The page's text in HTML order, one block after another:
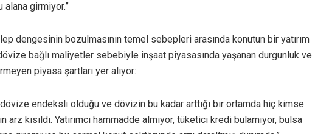
girmiyor.”
dengesinin bozulmasının temel sebepleri arasında konutun bir yatırım
bağlı maliyetler sebebiyle inşaat piyasasında yaşanan durgunluk ve
piyasa şartları yer alıyor:
endeksli olduğu ve dövizin bu kadar arttığı bir ortamda hiç kimse
kısıldı. Yatırımcı hammadde almıyor, tüketici kredi bulamıyor, bulsa